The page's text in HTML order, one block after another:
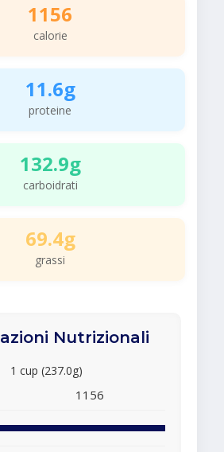
1156
calorie
11.6g
proteine
132.9g
carboidrati
69.4g
grassi
Nutrizionali
1 cup (237.0g)
1156